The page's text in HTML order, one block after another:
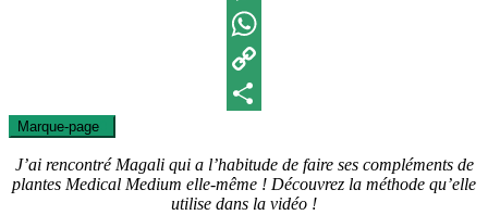
Messenger
WhatsApp
Copy
Marque-page
J’ai rencontré Magali qui a l’habitude de faire ses compléments de
plantes Medical Medium elle-même ! Découvrez la méthode qu’elle
utilise dans la vidéo !